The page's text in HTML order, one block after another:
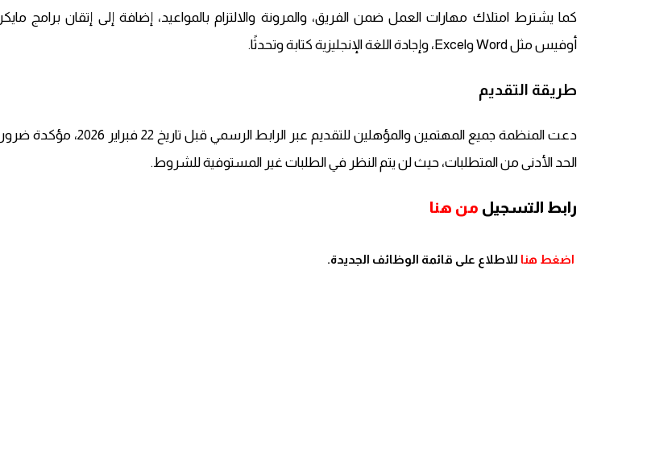
كما يشترط امتلاك مهارات العمل ضمن الفريق، والمرونة والالتزام بالمواعيد، إضافة إلى إتقان برامج
أوفيس مثل Word وExcel، وإجادة اللغة الإنجليزية كتابة وتحدثًا.
طريقة التقديم
دعت المنظمة جميع المهتمين والمؤهلين للتقديم عبر الرابط
الحد الأدنى من المتطلبات، حيث لن يتم النظر في الطلبات غير المستوفية للشروط.
رابط التسجيل من هنا
اضغط هنا للاطلاع على قائمة الوظائف الجديدة.